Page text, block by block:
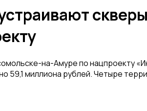
на-Амуре по нацпроекту
59,1 миллиона рублей. Четыре